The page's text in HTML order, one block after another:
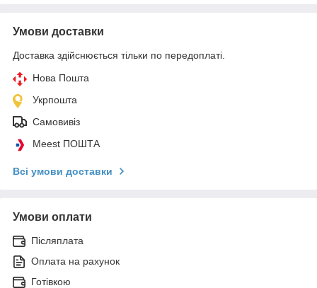
Умови доставки
Доставка здійснюється тільки по передоплаті.
Нова Пошта
Укрпошта
Самовивіз
Meest ПОШТА
Всі умови доставки
Умови оплати
Післяплата
Оплата на рахунок
Готівкою